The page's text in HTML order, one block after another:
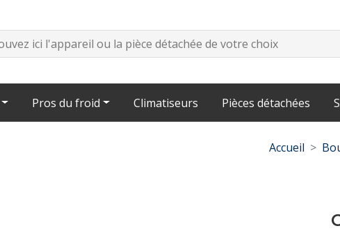
Pros du froid Climatiseurs Pièces détachées
Accueil